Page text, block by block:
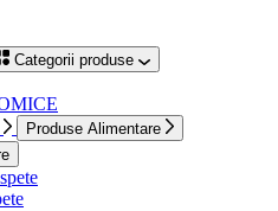
Categorii produse
Produse Alimentare